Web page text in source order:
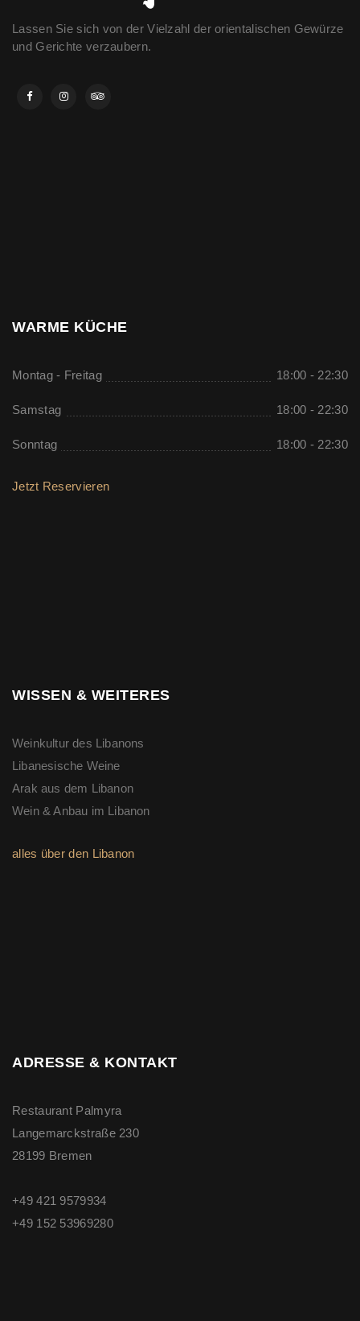
Lassen Sie sich von der Vielzahl der orientalischen Gewürze
und Gerichte verzaubern.
WARME KÜCHE
Montag - Freitag 18:00 - 22:30
Samstag 18:00 - 22:30
Sonntag 18:00 - 22:30
Jetzt Reservieren
WISSEN & WEITERES
Weinkultur des Libanons
Libanesische Weine
Arak aus dem Libanon
Wein & Anbau im Libanon
alles über den Libanon
ADRESSE & KONTAKT
Restaurant Palmyra
Langemarckstraße 230
28199 Bremen
+49 421 9579934
+49 ‭152 53969280‬